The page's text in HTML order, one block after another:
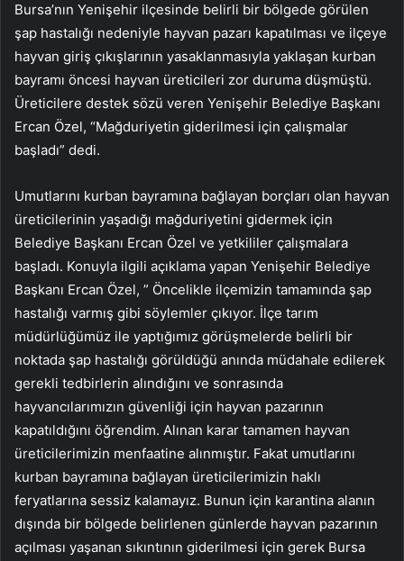
Bursa’nın Yenişehir ilçesinde belirli bir bölgede görülen
şap hastalığı nedeniyle hayvan pazarı kapatılması ve ilçeye
hayvan giriş çıkışlarının yasaklanmasıyla yaklaşan kurban
bayramı öncesi hayvan üreticileri zor duruma düşmüştü.
Üreticilere destek sözü veren Yenişehir Belediye Başkanı
Ercan Özel, “Mağduriyetin giderilmesi için çalışmalar
başladı” dedi.
Umutlarını kurban bayramına bağlayan borçları olan hayvan
üreticilerinin yaşadığı mağduriyetini gidermek için
Belediye Başkanı Ercan Özel ve yetkililer çalışmalara
başladı. Konuyla ilgili açıklama yapan Yenişehir Belediye
Başkanı Ercan Özel, ” Öncelikle ilçemizin tamamında şap
hastalığı varmış gibi söylemler çıkıyor. İlçe tarım
müdürlüğümüz ile yaptığımız görüşmelerde belirli bir
noktada şap hastalığı görüldüğü anında müdahale edilerek
gerekli tedbirlerin alındığını ve sonrasında
hayvancılarımızın güvenliği için hayvan pazarının
kapatıldığını öğrendim. Alınan karar tamamen hayvan
üreticilerimizin menfaatine alınmıştır. Fakat umutlarını
kurban bayramına bağlayan üreticilerimizin haklı
feryatlarına sessiz kalamayız. Bunun için karantina alanın
dışında bir bölgede belirlenen günlerde hayvan pazarının
açılması yaşanan sıkıntının giderilmesi için gerek Bursa